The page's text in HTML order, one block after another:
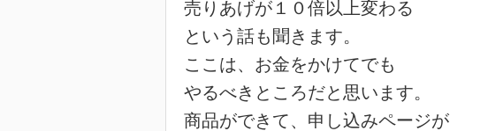
売りあげが１０倍以上変わる
という話も聞きます。
ここは、お金をかけてでも
やるべきところだと思います。
商品ができて、申し込みページが